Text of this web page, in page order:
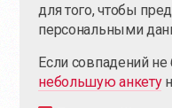
для того, чтобы
персональными
Если совпадений
небольшую анкету